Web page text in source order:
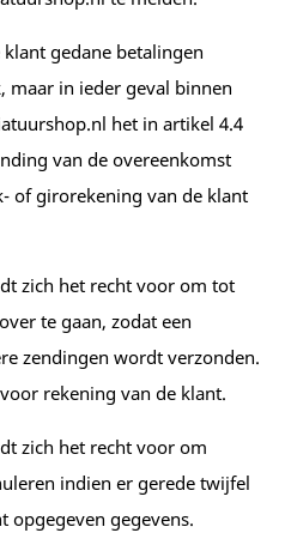
gedane betalingen
maar in ieder geval binnen
het in artikel 4.4
van de overeenkomst
of girorekening van de klant
zich het recht voor om tot
te gaan, zodat een
zendingen wordt verzonden.
rekening van de klant.
zich het recht voor om
indien er gerede twijfel
opgegeven gegevens.